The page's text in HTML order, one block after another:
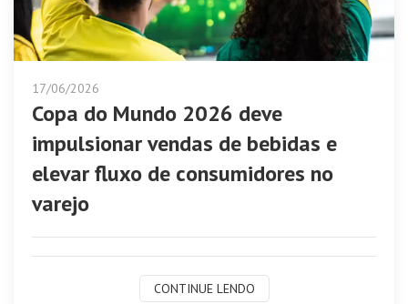
17/06/2026
Copa do Mundo 2026 deve
impulsionar vendas de bebidas e
elevar fluxo de consumidores no
varejo
CONTINUE LENDO